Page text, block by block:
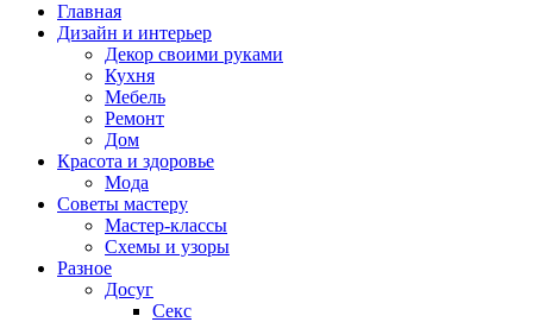
Главная
Дизайн и интерьер
Декор своими руками
Кухня
Мебель
Ремонт
Дом
Красота и здоровье
Мода
Советы мастеру
Мастер-классы
Схемы и узоры
Разное
Досуг
Секс